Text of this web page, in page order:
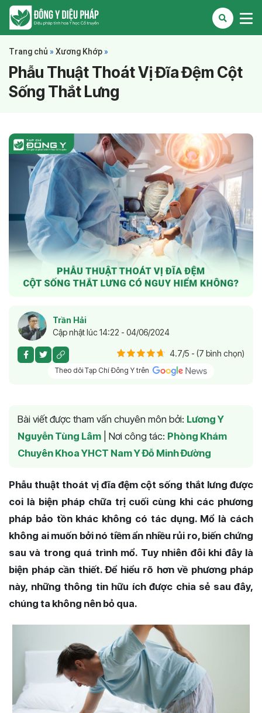
Trang chủ » Xương Khớp »
Phẫu Thuật Thoát Vị Đĩa Đệm Cột
Sống Thắt Lưng
Trần Hải
Cập nhật lúc 14:22 - 04/06/2024
4.7/5 - (7 bình chọn)
Theo dõi Tạp Chí Đông Y trên
Bài viết được tham vấn chuyên môn bởi: Lương Y
Nguyễn Tùng Lâm
Nơi công tác: Phòng Khám
Chuyên Khoa YHCT Nam Y Đỗ Minh Đường
Phẫu thuật thoát vị đĩa đệm cột sống thắt lưng được
coi là biện pháp chữa trị cuối cùng khi các phương
pháp bảo tồn khác không có tác dụng. Mổ là cách
không ai muốn bởi nó tiềm ẩn nhiều rủi ro, biến chứng
sau và trong quá trình mổ. Tuy nhiên đôi khi đây là
biện pháp cần thiết. Để hiểu rõ hơn về phương pháp
này, những thông tin hữu ích được chia sẻ sau đây,
chúng ta không nên bỏ qua.